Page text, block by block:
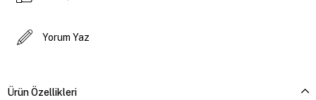
Yorum Yaz
Ürün Özellikleri